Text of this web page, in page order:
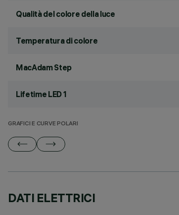
Qualità del colore della luce
Temperatura di colore
MacAdam Step
Lifetime LED 1
GRAFICI E CURVE POLARI
DATI ELETTRICI